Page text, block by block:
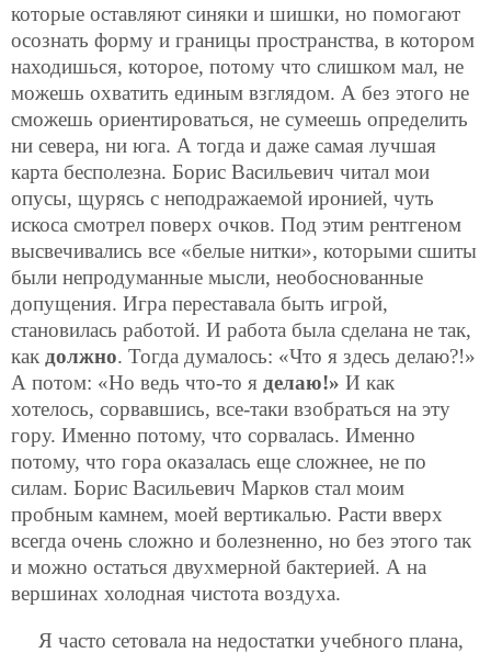
которые оставляют синяки и шишки, но помогают
осознать форму и границы пространства, в котором
находишься, которое, потому что слишком мал, не
можешь охватить единым взглядом. А без этого не
сможешь ориентироваться, не сумеешь определить
ни севера, ни юга. А тогда и даже самая лучшая
карта бесполезна. Борис Васильевич читал мои
опусы, щурясь с неподражаемой иронией, чуть
искоса смотрел поверх очков. Под этим рентгеном
высвечивались все «белые нитки», которыми сшиты
были непродуманные мысли, необоснованные
допущения. Игра переставала быть игрой,
становилась работой. И работа была сделана не так,
как должно. Тогда думалось: «Что я здесь делаю?!»
А потом: «Но ведь что-то я делаю!» И как
хотелось, сорвавшись, все-таки взобраться на эту
гору. Именно потому, что сорвалась. Именно
потому, что гора оказалась еще сложнее, не по
силам. Борис Васильевич Марков стал моим
пробным камнем, моей вертикалью. Расти вверх
всегда очень сложно и болезненно, но без этого так
и можно остаться двухмерной бактерией. А на
вершинах холодная чистота воздуха.
Я часто сетовала на недостатки учебного плана,